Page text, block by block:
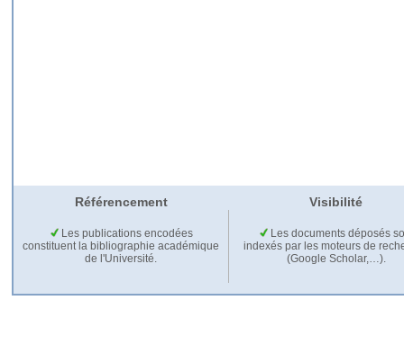
Référencement Visibilité
Les publications encodées
constituent la bibliographie académique
de l'Université.
Les documents déposés
indexés par les moteurs de
(Google Scholar,…).